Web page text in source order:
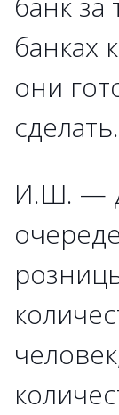
банках
они
сделать.
И.Ш. —